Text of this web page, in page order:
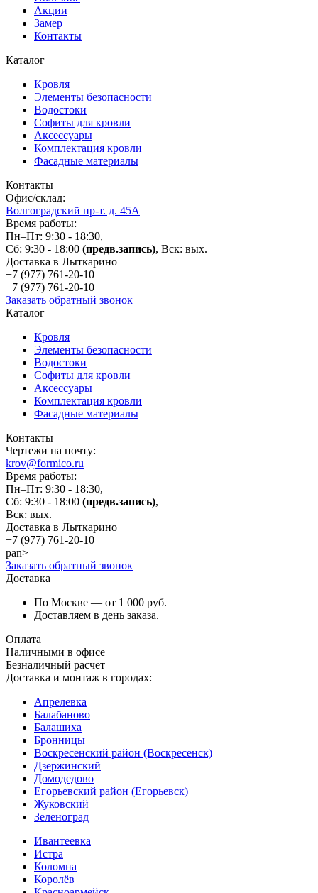
Акции
Замер
Контакты
Каталог
Кровля
Элементы безопасности
Водостоки
Софиты для кровли
Аксессуары
Комплектация кровли
Фасадные материалы
Контакты
Офис/склад:
Волгоградский пр-т. д. 45А
Время работы:
Пн–Пт: 9:30 - 18:30,
Сб: 9:30 - 18:00 (предв.запись), Вск: вых.
Доставка в Лыткарино
+7 (977) 761-20-10
+7 (977) 761-20-10
Заказать обратный звонок
Каталог
Кровля
Элементы безопасности
Водостоки
Софиты для кровли
Аксессуары
Комплектация кровли
Фасадные материалы
Контакты
Чертежи на почту:
krov@formico.ru
Время работы:
Пн–Пт: 9:30 - 18:30,
Сб: 9:30 - 18:00 (предв.запись),
Вск: вых.
Доставка в Лыткарино
+7 (977) 761-20-10
pan>
Заказать обратный звонок
Доставка
По Москве — от 1 000 руб.
Доставляем в день заказа.
Оплата
Наличными в офисе
Безналичный расчет
Доставка и монтаж в городах:
Апрелевка
Балабаново
Балашиха
Бронницы
Воскресенский район (Воскресенск)
Дзержинский
Домодедово
Егорьевский район (Егорьевск)
Жуковский
Зеленоград
Ивантеевка
Истра
Коломна
Королёв